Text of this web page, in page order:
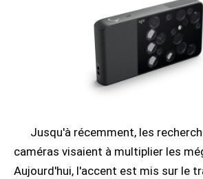
Jusqu'à récemment, les
caméras visaient à multiplier les
Aujourd'hui, l'accent est mis sur le